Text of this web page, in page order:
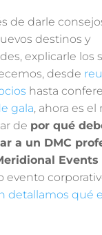
de darle
destinos y
explicarle los
desde
hasta
gala, ahora es
de por qué
a un DMC
Events
evento
detallamos qué